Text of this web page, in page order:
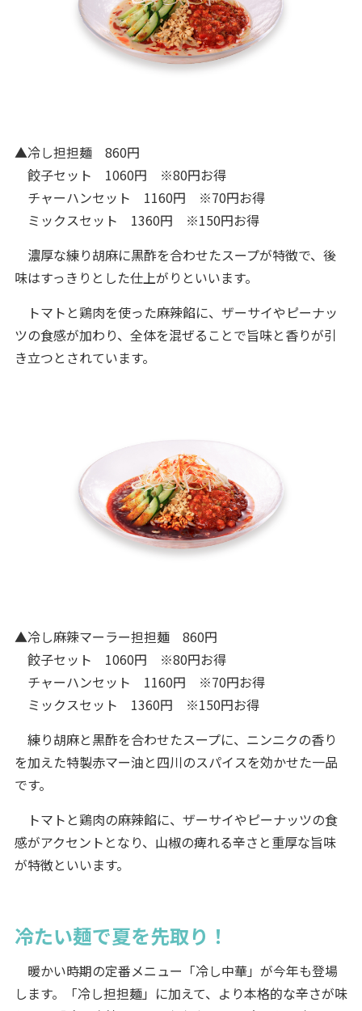
▲冷し担担麺 860円
餃子セット 1060円 ※80円お得
チャーハンセット 1160円 ※70円お得
ミックスセット 1360円 ※150円お得
濃厚な練り胡麻に黒酢を合わせたスープが特徴で、後
味はすっきりとした仕上がりといいます。
トマトと鶏肉を使った麻辣餡に、ザーサイやピーナッ
ツの食感が加わり、全体を混ぜることで旨味と香りが引
き立つとされています。
▲冷し麻辣マーラー担担麺 860円
餃子セット 1060円 ※80円お得
チャーハンセット 1160円 ※70円お得
ミックスセット 1360円 ※150円お得
練り胡麻と黒酢を合わせたスープに、ニンニクの香り
を加えた特製赤マー油と四川のスパイスを効かせた一品
です。
トマトと鶏肉の麻辣餡に、ザーサイやピーナッツの食
感がアクセントとなり、山椒の痺れる辛さと重厚な旨味
が特徴といいます。
冷たい麺で夏を先取り！
暖かい時期の定番メニュー「冷し中華」が今年も登場
します。「冷し担担麺」に加えて、より本格的な辛さが味